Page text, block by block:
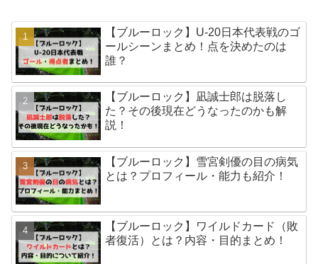
【ブルーロック】U-20日本代表戦のゴ
ールシーンまとめ！点を決めたのは
誰？
【ブルーロック】凪誠士郎は脱落し
た？その後現在どうなったのかも解
説！
【ブルーロック】雪宮剣優の目の病気
とは？プロフィール・能力も紹介！
【ブルーロック】ワイルドカード（敗
者復活）とは？内容・目的まとめ！